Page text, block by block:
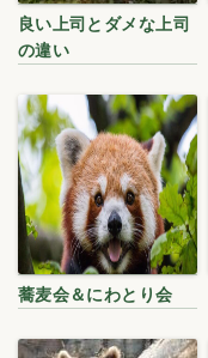
良い上司とダメな上司
の違い
蕎麦会＆にわとり会